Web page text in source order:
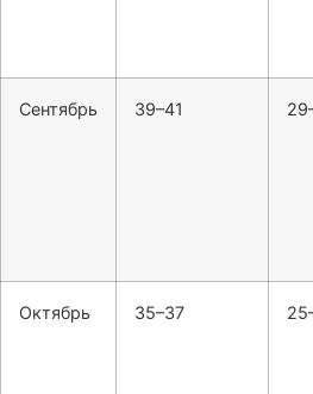
Сентябрь 39–41
Октябрь 35–37